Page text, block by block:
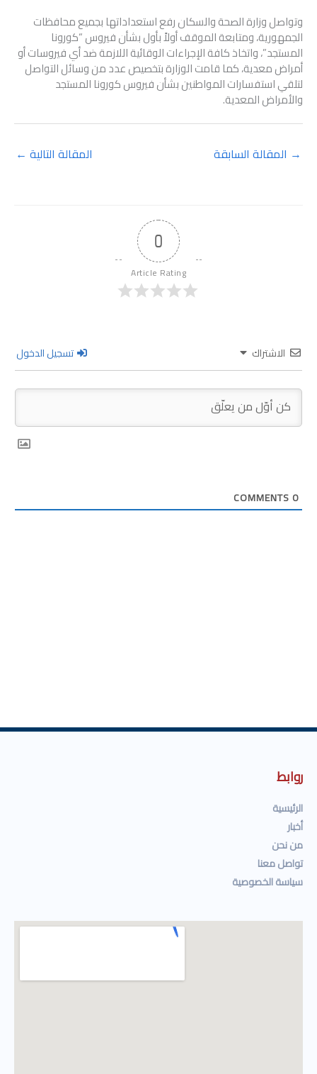
وتواصل وزارة الصحة والسكان رفع استعداداتها بجميع محافظات
الجمهورية، ومتابعة الموقف أولاً بأول بشأن فيروس “كورونا
المستجد”، واتخاذ كافة الإجراءات الوقائية اللازمة ضد أي فيروسات أو
أمراض معدية، كما قامت الوزارة بتخصيص عدد من وسائل التواصل
لتلقي استفسارات المواطنين بشأن فيروس كورونا المستجد
والأمراض المعدية.
→ المقالة السابقة المقالة التالية ←
0
Article Rating
الاشتراك تسجيل الدخول
0
روابط
الرئيسية
أخبار
من نحن
تواصل معنا
سياسة الخصوصية